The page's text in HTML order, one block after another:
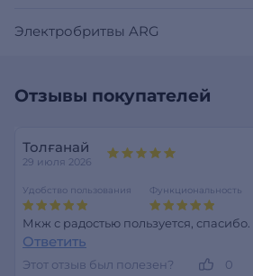
Электробритвы ARG
Отзывы покупателей
Толғанай
29 июля 2026
Удобство пользования Функциональность
Мкж с радостью пользуется, спасибо.
Ответить
Этот отзыв был полезен? 0